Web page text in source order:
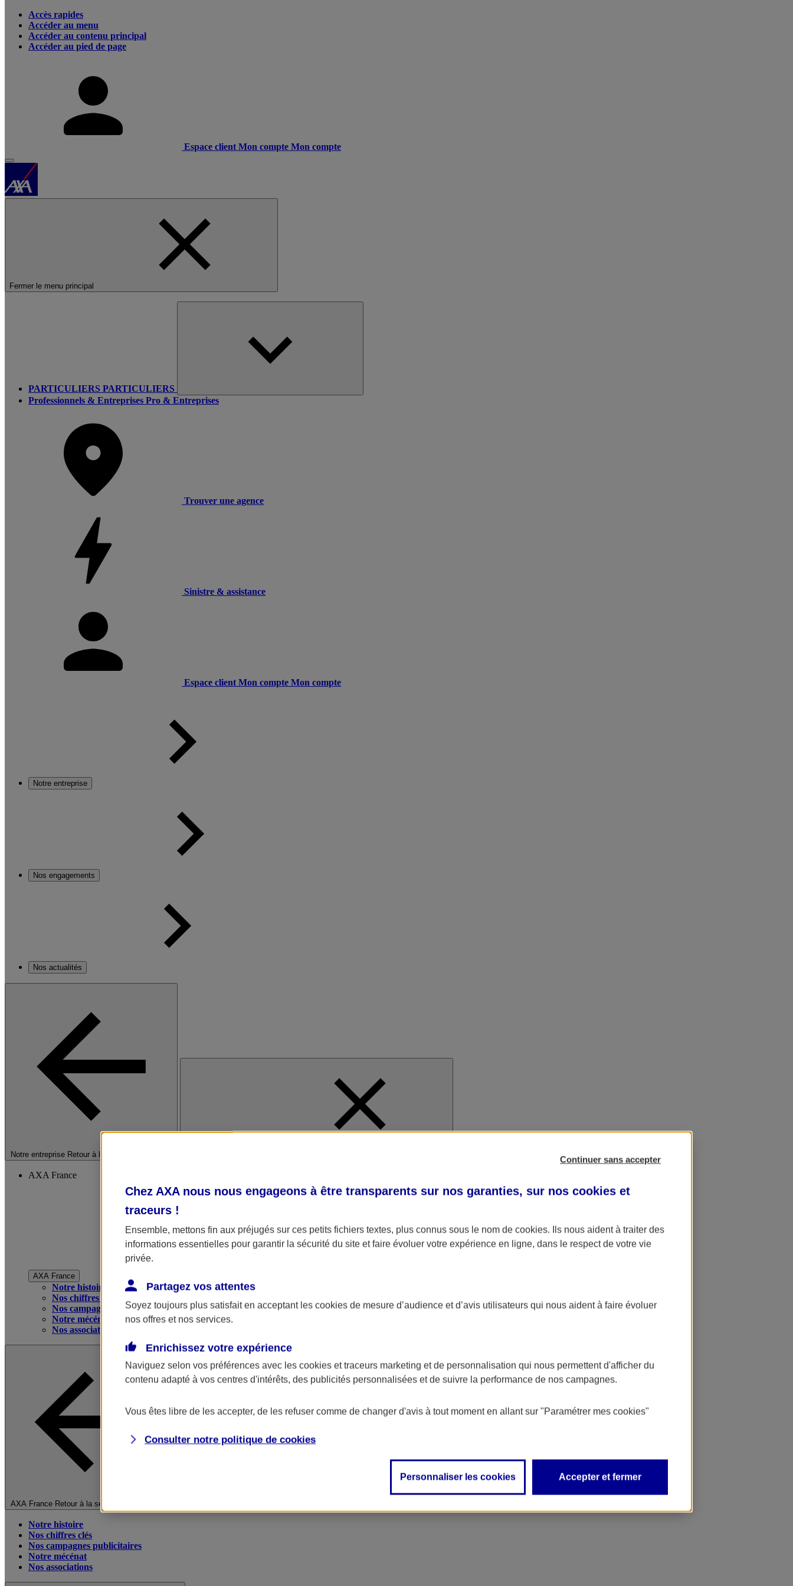
Accès rapides
Accéder au menu
Accéder au contenu principal
Accéder au pied de page
Espace client Mon compte Mon compte
Fermer le menu principal
PARTICULIERS PARTICULIERS
Professionnels & Entreprises Pro & Entreprises
Trouver une agence
Sinistre & assistance
Espace client Mon compte Mon compte
Notre entreprise
Nos engagements
Nos actualités
Notre entreprise Retour à la section précédente
AXA France
AXA France
Notre histoire
Nos chiffres clés
Nos campagnes publicitaires
Notre mécénat
Nos associations
AXA France Retour à la section précédente
Notre histoire
Nos chiffres clés
Nos campagnes publicitaires
Notre mécénat
Nos associations
Continuer sans accepter
Chez AXA nous nous engageons à être transparents sur nos garanties, sur nos cookies et
traceurs !
Ensemble, mettons fin aux préjugés sur ces petits fichiers textes, plus connus sous le nom de cookies. Ils nous aident à traiter des
informations essentielles pour garantir la sécurité du site et faire évoluer votre expérience en ligne, dans le respect de votre vie
privée.
Partagez vos attentes
Soyez toujours plus satisfait en acceptant les cookies de mesure d’audience et d’avis utilisateurs qui nous aident à faire évoluer
nos offres et nos services.
Enrichissez votre expérience
Naviguez selon vos préférences avec les cookies et traceurs marketing et de personnalisation qui nous permettent d'afficher du
contenu adapté à vos centres d'intérêts, des publicités personnalisées et de suivre la performance de nos campagnes.
Vous êtes libre de les accepter, de les refuser comme de changer d'avis à tout moment en allant sur "Paramétrer mes cookies"
Consulter notre politique de cookies
Personnaliser les cookies Accepter et fermer